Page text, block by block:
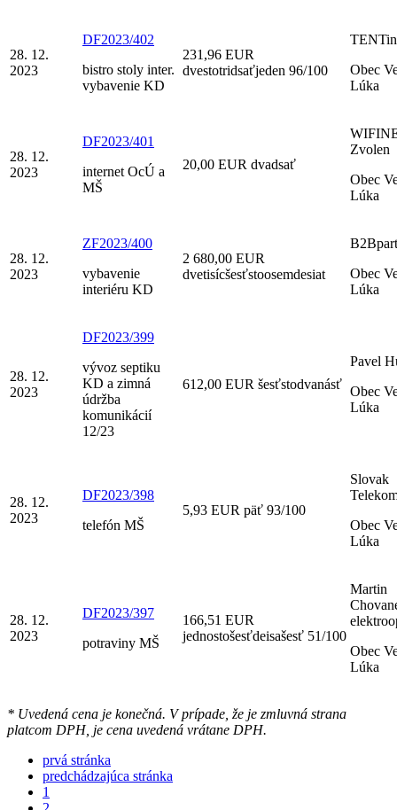
28. 12.
2023
DF2023/402
bistro stoly inter.
vybavenie KD
231,96 EUR
dvestotridsaťjeden 96/100
Obec
Lúka
28. 12.
2023
DF2023/401
internet OcÚ a
MŠ
20,00 EUR dvadsať
Zvolen
Obec
Lúka
28. 12.
2023
ZF2023/400
vybavenie
interiéru KD
2 680,00 EUR
dvetisícšesťstoosemdesiat
Obec
Lúka
28. 12.
2023
DF2023/399
vývoz septiku
KD a zimná
údržba
komunikácií
12/23
612,00 EUR šesťstodvanásť
Pavel
Obec
Lúka
28. 12.
2023
DF2023/398
telefón MŠ
5,93 EUR päť 93/100
Slovak
Obec
Lúka
28. 12.
2023
DF2023/397
potraviny MŠ
166,51 EUR
jednostošesťdeisašesť 51/100
Martin
Obec
Lúka
* Uvedená cena je konečná. V prípade, že je zmluvná strana
platcom DPH, je cena uvedená vrátane DPH.
prvá stránka
predchádzajúca stránka
1